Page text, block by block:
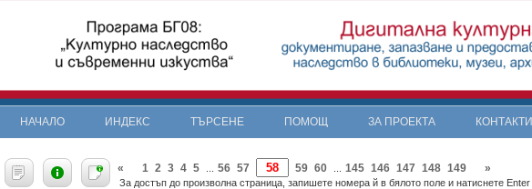
НАЧАЛО ИНДЕКС ТЪРСЕНЕ ПОМОЩ ЗА ПРОЕКТА КОНТАКТИ
« 1 2 3 4 5 56 57 59 60 145 146 147 148 149 »
За достъп до произволна страница, запишете номера й в бялото поле и натиснете Enter